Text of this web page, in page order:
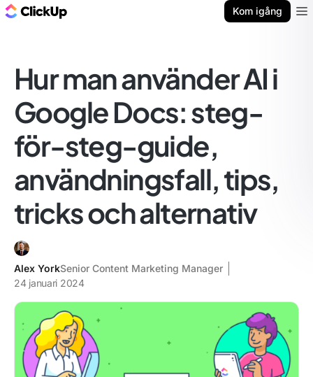
Kom igång
Hur man använder AI i
Google Docs: steg-
för-steg-guide,
användningsfall, tips,
tricks och alternativ
Alex YorkSenior Content Marketing Manager
24 januari 2024